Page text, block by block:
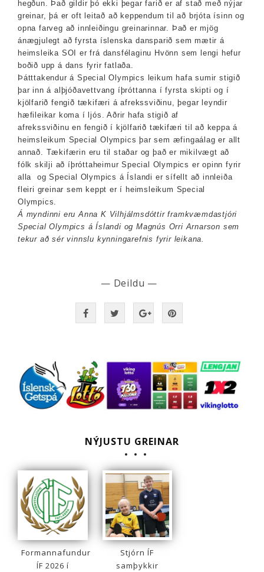
hegðun. Það gildir þó ekki þegar farið er af stað með nýjar
greinar, þá er oft leitað að keppendum til að brjóta ísinn og
opna farveg að innleiðingu greinarinnar. Það er mjög
ánægjulegt að fyrsta íslenska dansparið sem mætir á
heimsleika SOI er frá dansfélaginu Hvönn sem lengi hefur
boðið upp á dans fyrir fatlaða.
Þátttakendur á Special Olympics leikum hafa sumir stigið
þar inn á alþjóðavettvang íþróttanna í fyrsta skipti og í
kjölfarið fengið tækifæri á afrekssviðinu, þegar leyndir
hæfileikar koma í ljós. Aðrir hafa stigið af
afrekssviðinu en fengið í kjölfarið tækifæri til að keppa á
heimsleikum Special Olympics þar sem æfingaálag er allt
annað. Tækifærin eru til staðar og það er mikilvægt að
fólk skilji að íþróttaheimur Special Olympics er opinn fyrir
alla og Special Olympics á Íslandi er sífellt að innleiða
fleiri greinar sem keppt er í heimsleikum Special
Olympics.
Á myndinni eru Anna K Vilhjálmsdóttir framkvæmdastjóri
Special Olympics á Íslandi og Magnús Orri Arnarson sem
tekur að sér vinnslu kynningarefnis fyrir leikana.
— Deildu —
NÝJUSTU GREINAR
Formannafundur
ÍF 2026 í
Stjórn ÍF
samþykkir